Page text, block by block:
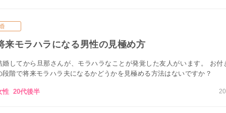
来モラハラになる男性の見極め方
婚してから旦那さんが、モラハラなことが発覚した友人がいます。 お付
段階で将来モラハラ夫になるかどうかを見極める方法はないですか？
性 20代後半